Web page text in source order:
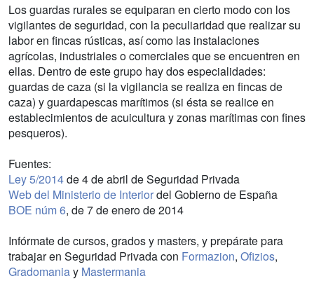
Los guardas rurales se equiparan en cierto modo con los
vigilantes de seguridad, con la peculiaridad que realizar su
labor en fincas rústicas, así como las instalaciones
agrícolas, industriales o comerciales que se encuentren en
ellas. Dentro de este grupo hay dos especialidades:
guardas de caza (si la vigilancia se realiza en fincas de
caza) y guardapescas marítimos (si ésta se realice en
establecimientos de acuicultura y zonas marítimas con fines
pesqueros).
Fuentes:
Ley 5/2014de 4 de abril de Seguridad Privada
Web del Ministerio de Interiordel Gobierno de España
BOE núm 6, de 7 de enero de 2014
Infórmate de cursos, grados y masters, y prepárate para
trabajar en Seguridad Privada con Formazion, Ofizios,
Gradomaniay Mastermania